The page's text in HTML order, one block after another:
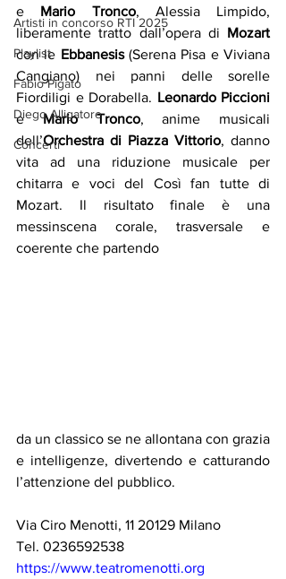
Artisti in concorso RTI 2025
Playlist
Fabio Pigato
Diego Alligatore
Concerti
e Mario Tronco, Alessia Limpido,
liberamente tratto dall’opera di Mozart
con le Ebbanesis (Serena Pisa e Viviana
Cangiano) nei panni delle sorelle
Fiordiligi e Dorabella. Leonardo Piccioni
e Mario Tronco, anime musicali
dell’Orchestra di Piazza Vittorio, danno
vita ad una riduzione musicale per
chitarra e voci del Così fan tutte di
Mozart. Il risultato finale è una
messinscena corale, trasversale e
coerente che partendo
da un classico se ne allontana con grazia
e intelligenze, divertendo e catturando
l’attenzione del pubblico.
Via Ciro Menotti, 11 20129 Milano
Tel. 0236592538
https://www.teatromenotti.org